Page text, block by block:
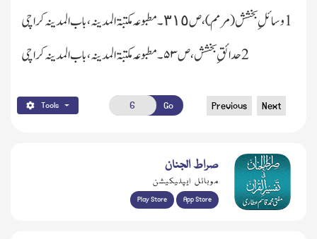
1وسائلِ بخشش (مرمّم) ، ص٣١٥
۔ مطبوعہ مکتبۃ المدینہ، باب المدینہ کراچی
2حدائقِ بخشش ، ص۵۳ ۔ مطبوعہ مکتبۃ المدینہ، باب المدینہ کراچی
Tools Go Previous Next
صراط الجنان
موبائل ایپلیکیشن
Play Store App Store